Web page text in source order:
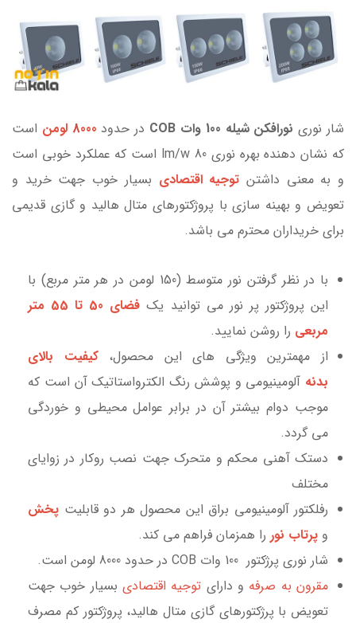
شار نوری نورافکن شیله 100 وات COB در حدود 8000 لومن
است
که نشان دهنده بهره نوری lm/w 80 است که عملکرد خوبی است
و به معنی داشتن توجیه اقتصادی بسیار خوب جهت خرید و
تعویض و بهینه سازی با پروژکتورهای متال هالید و گازی قدیمی
برای خریداران محترم می باشد.
با در نظر گرفتن نور متوسط (150 لومن در هر متر مربع) با
این پروژکتور پر نور می توانید یک
فضای 50 تا 55 متر
مربعی را روشن نمایید.
از مهمترین ویژگی های این محصول،کیفیت بالای
بدنه آلومینیومی و پوشش رنگ الکترواستاتیک آن است که
موجب دوام بیشتر آن در برابر عوامل محیطی و خوردگی
می گردد.
دستک آهنی محکم و متحرک جهت نصب روکار در زوایای
مختلف
رفلکتور آلومینیومی براق این محصول هر دو قابلیت پخش
و پرتاب نور را همزمان فراهم می کند.
شار نوری پرژکتور 100 وات COB در حدود 8000 لومن است.
مقرون به صرفه و دارای توجیه اقتصادی بسیار خوب جهت
تعویض با پرژکتورهای گازی متال هالید، پروژکتور کم مصرف